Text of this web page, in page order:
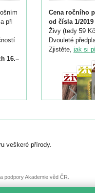
při
16.–
Cena ročního
od čísla 1/
Živy (tedy 59
Dvouleté
Zjistěte, jak si
veškeré přírody.
podpory Akademie věd ČR.